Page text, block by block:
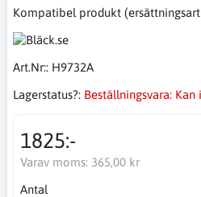
Kompatibel produkt
Art.Nr:: H9732A
Lagerstatus?: Beställningsvara:
1825:-
Varav moms: 365,00 kr
Antal